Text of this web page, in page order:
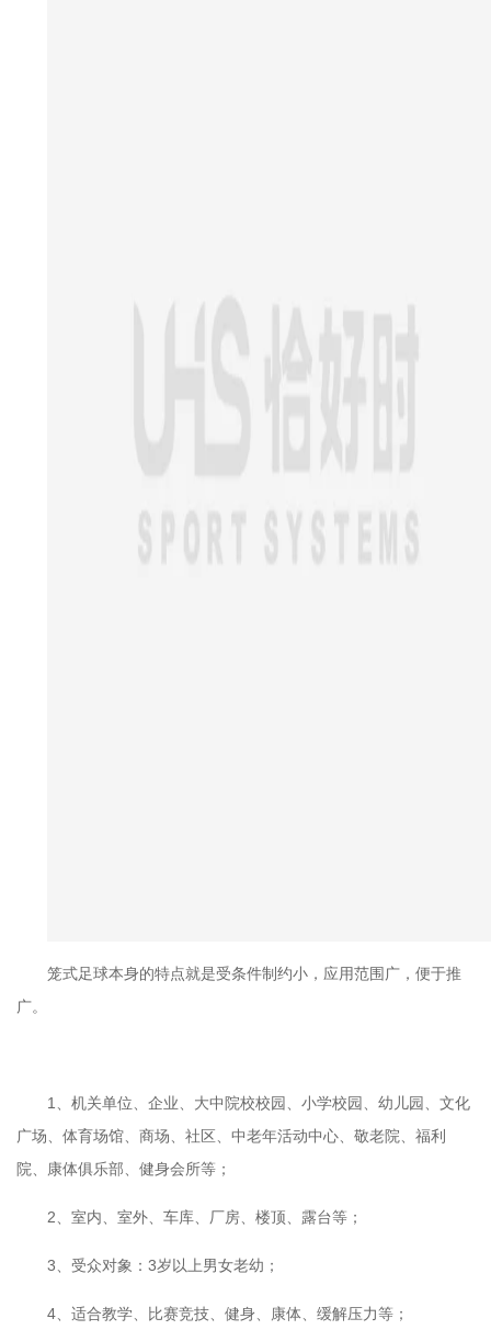
笼式足球本身的特点就是受条件制约小，应用范围广，便于推
广。
1、机关单位、企业、大中院校校园、小学校园、幼儿园、文化
广场、体育场馆、商场、社区、中老年活动中心、敬老院、福利
院、康体俱乐部、健身会所等；
2、室内、室外、车库、厂房、楼顶、露台等；
3、受众对象：3岁以上男女老幼；
4、适合教学、比赛竞技、健身、康体、缓解压力等；